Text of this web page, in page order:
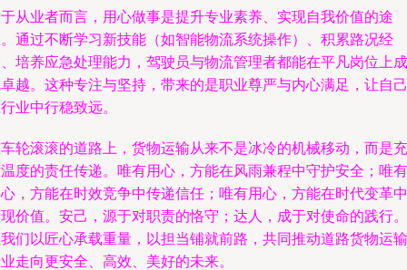
从业者而言，用心做事是提升专业素养、实现自我价值的途
通过不断学习新技能（如智能物流系统操作）、积累路况经
培养应急处理能力，驾驶员与物流管理者都能在平凡岗位上成
越。这种专注与坚持，带来的是职业尊严与内心满足，让自己
业中行稳致远。
轮滚滚的道路上，货物运输从来不是冰冷的机械移动，而是充
度的责任传递。唯有用心，方能在风雨兼程中守护安全；唯有
，方能在时效竞争中传递信任；唯有用心，方能在时代变革中
价值。安己，源于对职责的恪守；达人，成于对使命的践行。
们以匠心承载重量，以担当铺就前路，共同推动道路货物运输
走向更安全、高效、美好的未来。